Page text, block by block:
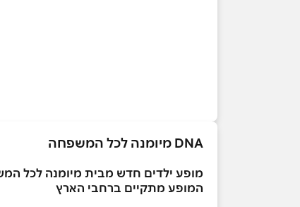
DNA מיומנה לכל המשפחה
מופע ילדים חדש מבית מיומנה לכל
המופע מתקיים ברחבי הארץ